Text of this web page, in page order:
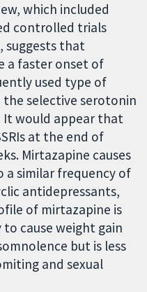
which included
controlled trials
suggests that
a faster onset of
used type of
selective serotonin
It would appear that
at the end of
Mirtazapine causes
a similar frequency of
antidepressants,
of mirtazapine is
cause weight gain
but is less
and sexual